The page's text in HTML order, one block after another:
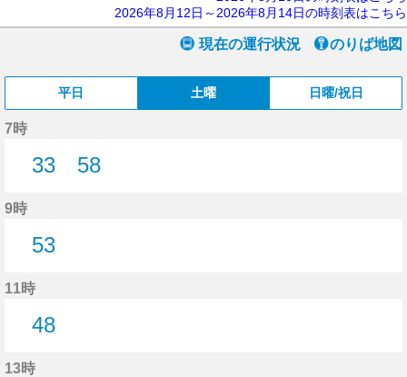
2026年8月12日～2026年8月14日の時刻表はこちら
現在の運行状況 のりば地図
平日 土曜 日曜/祝日
7時
33
58
9時
53
11時
48
13時